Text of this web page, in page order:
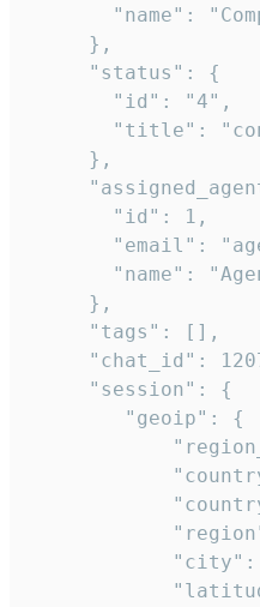
"name":
     },
     "status": {
       "id": "4",
"title":
     },
       "id": 1,
"email":
"name":
     },
     "tags": [],
"chat_id":
     "session": {
        "geoip": {